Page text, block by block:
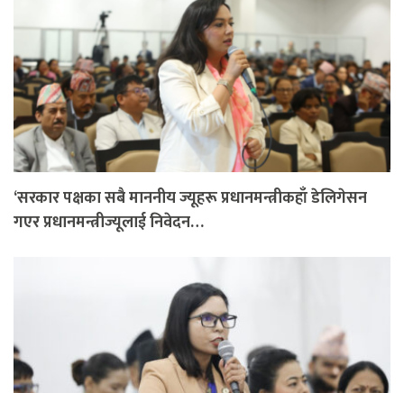
‘सरकार पक्षका सबै माननीय ज्यूहरू प्रधानमन्त्रीकहाँ डेलिगेसन
गएर प्रधानमन्त्रीज्यूलाई निवेदन…